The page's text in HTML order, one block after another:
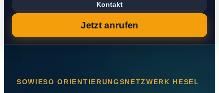
Kontakt
Jetzt anrufen
SOWIESO ORIENTIERUNGSNETZWERK HESEL